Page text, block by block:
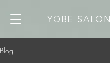
YOBE SALON
Blog